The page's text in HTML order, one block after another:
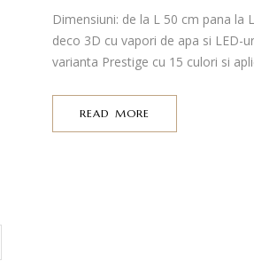
Dimensiuni: de la L 50 cm pana
deco 3D cu vapori de apa si LED-
varianta Prestige cu 15 culori si
READ MORE